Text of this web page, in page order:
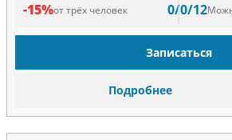
-15%от трёх человек 0/0/12
Записаться
Подробнее